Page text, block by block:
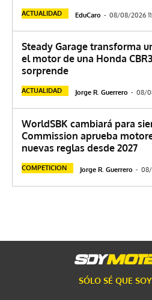
ACTUALIDAD EduCaro - 08/08/2026
Steady Garage transforma
el motor de una Honda
sorprende
ACTUALIDAD Jorge R. Guerrero - 08/
WorldSBK cambiará para
Commission aprueba
nuevas reglas desde 2027
COMPETICION Jorge R. Guerrero -
SÓLO SÉ QUE